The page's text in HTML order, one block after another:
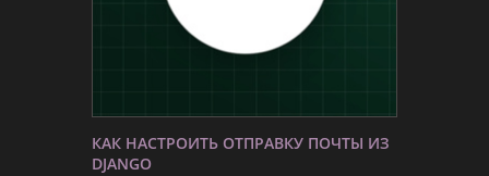
КАК НАСТРОИТЬ ОТПРАВКУ ПОЧТЫ ИЗ
DJANGO